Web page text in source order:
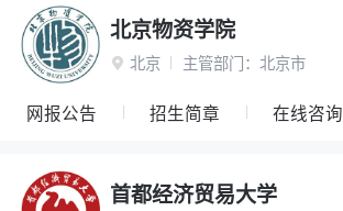
北京物资学院
 北京 主管部门： 北京市
网报公告 招生简章 在线咨询
首都经济贸易大学